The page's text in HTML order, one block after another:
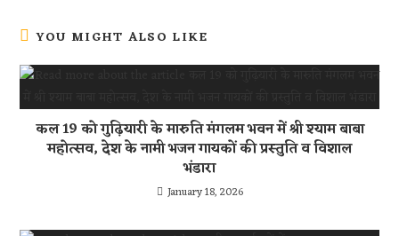
YOU MIGHT ALSO LIKE
कल 19 को गुढ़ियारी के मारुति मंगलम भवन में श्री श्याम बाबा
महोत्सव, देश के नामी भजन गायकों की प्रस्तुति व विशाल
भंडारा
January 18, 2026